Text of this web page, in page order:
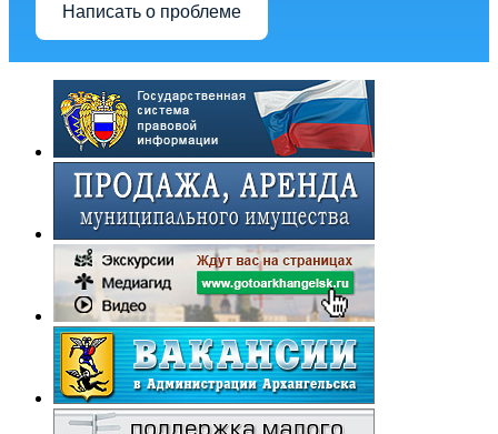
Написать о проблеме